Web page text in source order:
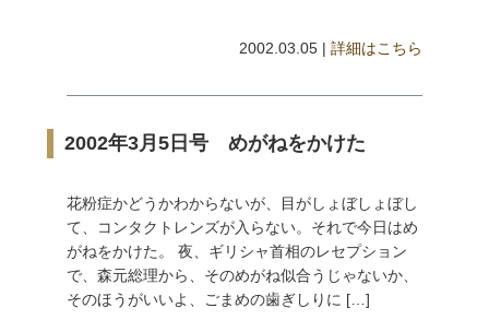
2002.03.05 |詳細はこちら
2002年3月5日号 めがねをかけた
花粉症かどうかわからないが、目がしょぼしょぼし
て、コンタクトレンズが入らない。それで今日はめ
がねをかけた。 夜、ギリシャ首相のレセプション
で、森元総理から、そのめがね似合うじゃないか、
そのほうがいいよ、ごまめの歯ぎしりに […]